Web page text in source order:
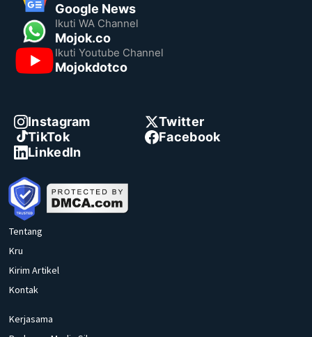
Google News
Ikuti WA Channel
Mojok.co
Ikuti Youtube Channel
Mojokdotco
Instagram
Twitter
TikTok
Facebook
LinkedIn
Tentang
Kru
Kirim Artikel
Kontak
Kerjasama